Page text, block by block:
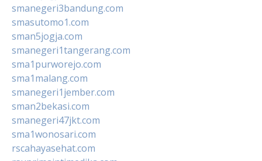
smanegeri3bandung.com
smasutomo1.com
sman5jogja.com
smanegeri1tangerang.com
sma1purworejo.com
sma1malang.com
smanegeri1jember.com
sman2bekasi.com
smanegeri47jkt.com
sma1wonosari.com
rscahayasehat.com